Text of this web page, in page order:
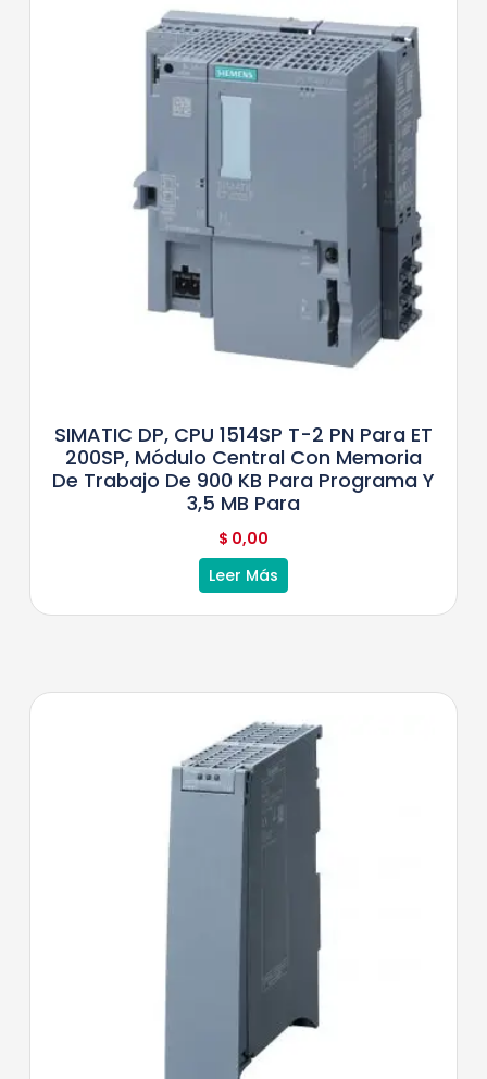
SIMATIC DP, CPU 1514SP T-2 PN Para ET
200SP, Módulo Central Con Memoria
De Trabajo De 900 KB Para Programa Y
3,5 MB Para
$ 0,00
Leer Más